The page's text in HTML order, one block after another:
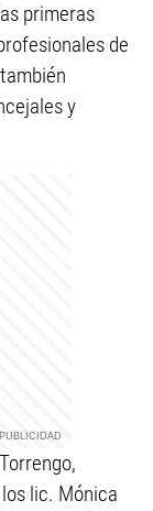
primeras
de
y
lic. Mónica